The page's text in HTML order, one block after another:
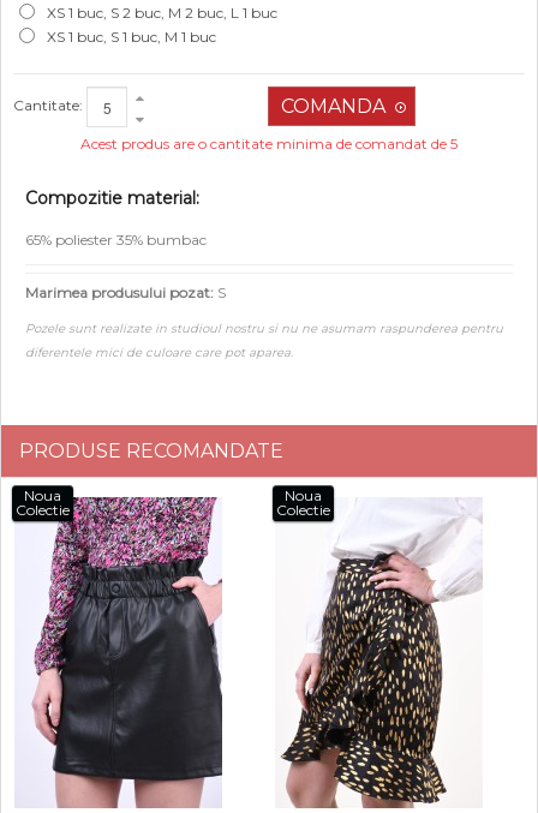
XS 1 buc, S 2 buc, M 2 buc, L 1 buc
XS 1 buc, S 1 buc, M 1 buc
Cantitate:
Acest produs are o cantitate minima de comandat de 5
Compozitie material:
65% poliester 35% bumbac
Marimea produsului pozat: S
Pozele sunt realizate in studioul nostru si nu ne asumam raspunderea pentru
diferentele mici de culoare care pot aparea.
PRODUSE RECOMANDATE
Noua
Colectie
Noua
Colectie